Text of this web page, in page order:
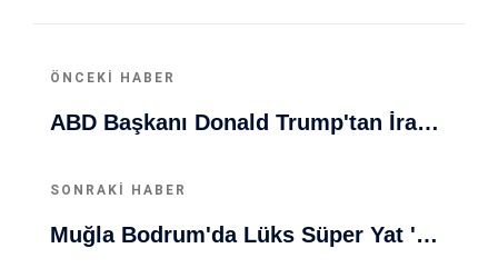
ÖNCEKI HABER
ABD Başkanı Donald Trump'tan İran Ve İsrail Sözleri Şoke Etti!
SONRAKI HABER
Muğla Bodrum'da Lüks Süper Yat 'Golden Odyssey' Demirledi